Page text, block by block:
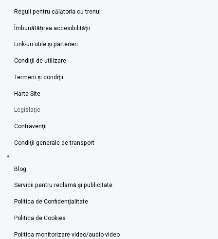
Reguli pentru călătoria cu trenul
Îmbunătățirea accesibilității
Link-uri utile şi parteneri
Condiţii de utilizare
Termeni şi condiţii
Harta Site
Legislaţie
Contravenţii
Condiţii generale de transport
Blog
Servicii pentru reclamă și publicitate
Politica de Confidenţialitate
Politica de Cookies
Politica monitorizare video/audio-video